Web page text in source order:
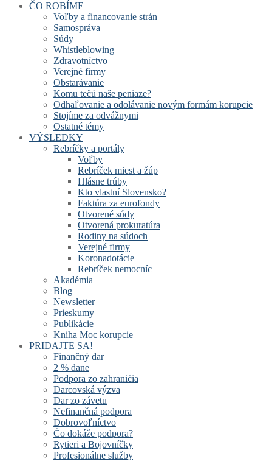
ČO ROBÍME
Voľby a financovanie strán
Samospráva
Súdy
Whistleblowing
Zdravotníctvo
Verejné firmy
Obstarávanie
Komu tečú naše peniaze?
Odhaľovanie a odolávanie novým formám korupcie
Stojíme za odvážnymi
Ostatné témy
VÝSLEDKY
Rebríčky a portály
Voľby
Rebríček miest a žúp
Hlásne trúby
Kto vlastní Slovensko?
Faktúra za eurofondy
Otvorené súdy
Otvorená prokuratúra
Rodiny na súdoch
Verejné firmy
Koronadotácie
Rebríček nemocníc
Akadémia
Blog
Newsletter
Prieskumy
Publikácie
Kniha Moc korupcie
PRIDAJTE SA!
Finančný dar
2 % dane
Podpora zo zahraničia
Darcovská výzva
Dar zo závetu
Nefinančná podpora
Dobrovoľníctvo
Čo dokáže podpora?
Rytieri a Bojovníčky
Profesionálne služby